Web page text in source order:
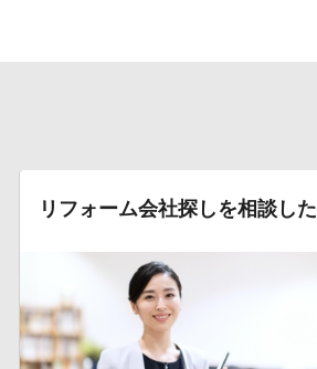
リフォーム会社探しを相談し